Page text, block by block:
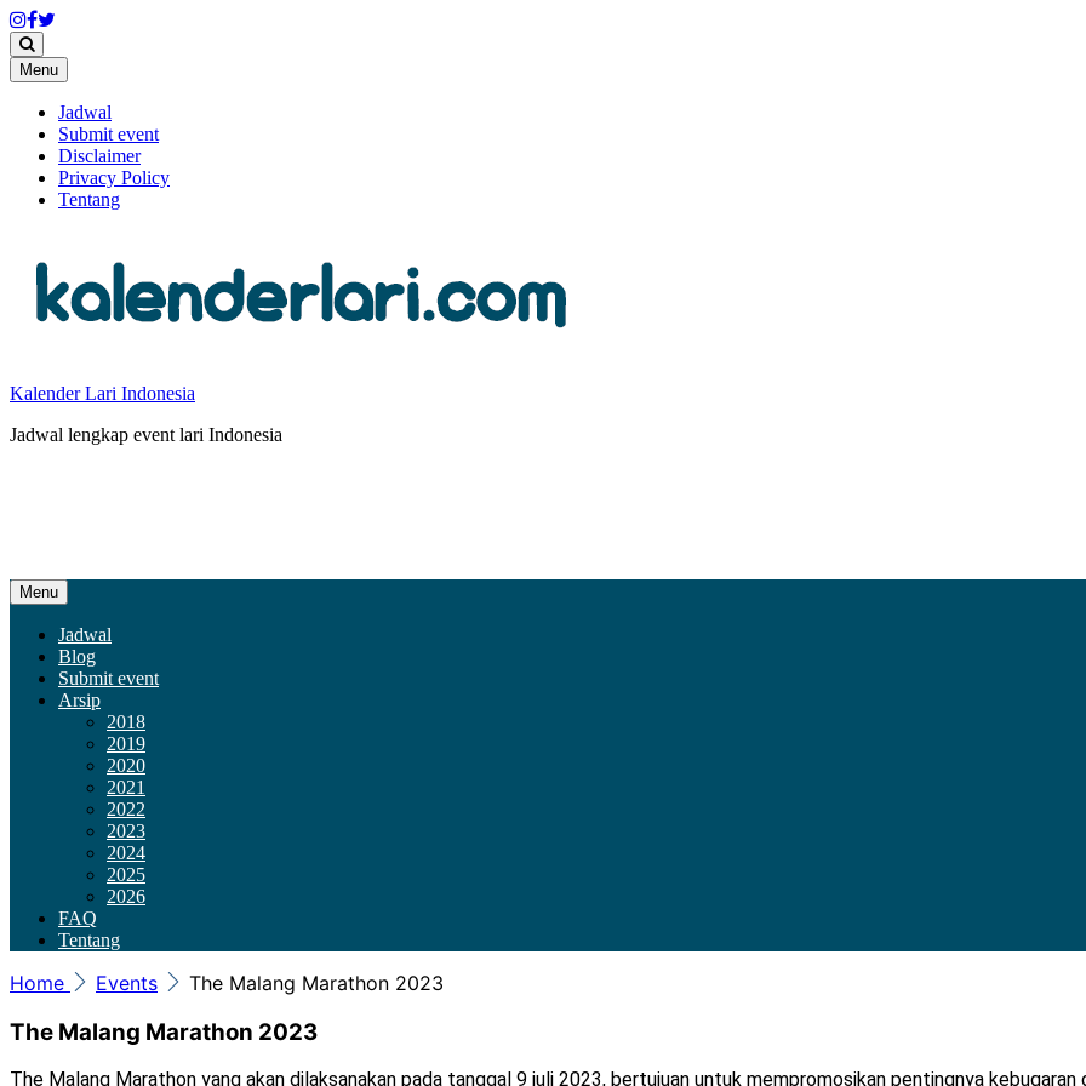
Menu Skip
to
content
Jadwal
Submit event
Disclaimer
Privacy Policy
Tentang
Kalender Lari Indonesia
Jadwal lengkap event lari Indonesia
Menu Skip
to
content
Jadwal
Blog
Submit event
Arsip
2018
2019
2020
2021
2022
2023
2024
2025
2026
FAQ
Tentang
Home Events The Malang Marathon 2023
The Malang Marathon 2023
The Malang Marathon yang akan dilaksanakan pada tanggal 9 juli 2023, bertujuan untuk mempromosikan pentingnya